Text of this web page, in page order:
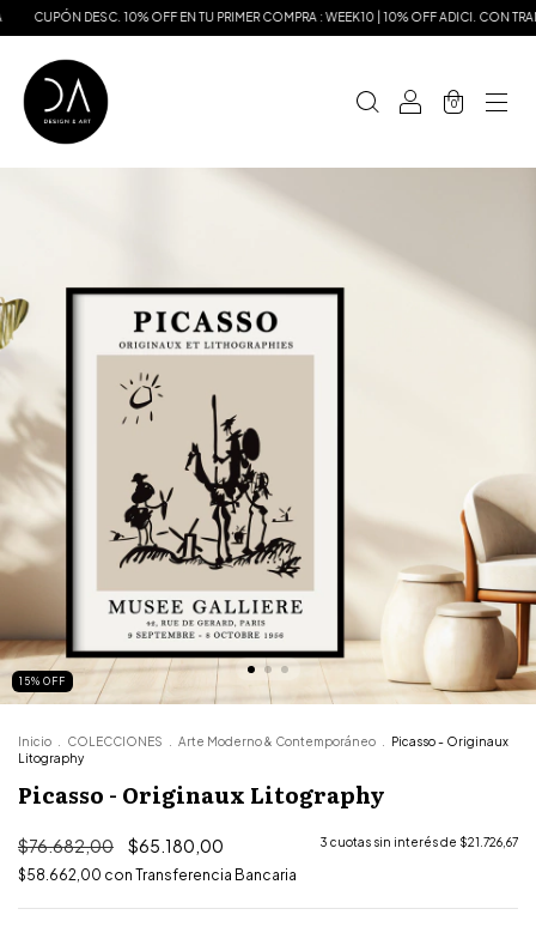
DESC. 10% OFF EN TU PRIMER COMPRA : WEEK10 | 10% OFF ADICI. CON
0
15% OFF
Inicio COLECCIONES Arte Moderno & Contemporáneo
Picasso - Originaux
Litography
Picasso - Originaux Litography
$76.682,00 $65.180,00 3 cuotas sin interés de $21.726,67
$58.662,00 con Transferencia Bancaria